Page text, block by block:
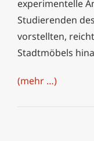
experimentelle
Studierenden
vorstellten,
Stadtmöbels
(mehr …)